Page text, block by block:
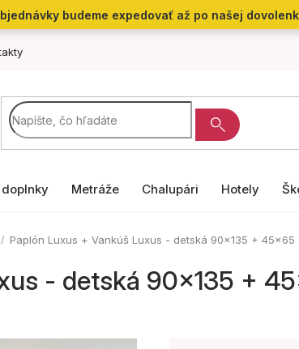
budeme expedovať až po našej
Metráže Chalupári Hotely
Paplón Luxus + Vankúš Luxus - detská 90x135 + 45x65
- detská 90x135 +